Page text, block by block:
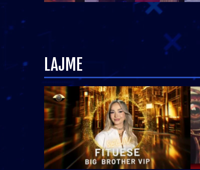
LAJME